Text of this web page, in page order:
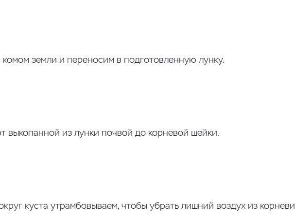
комом земли и переносим в подготовленную лунку.
выкопанной из лунки почвой до корневой шейки.
куста утрамбовываем, чтобы убрать лишний воздух из